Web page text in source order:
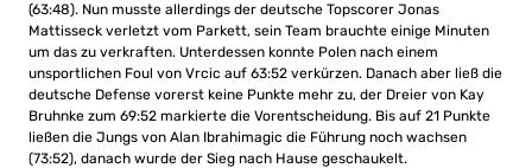
(63:48). Nun musste allerdings der deutsche Topscorer Jonas
Mattisseck verletzt vom Parkett, sein Team brauchte einige Minuten
um das zu verkraften. Unterdessen konnte Polen nach einem
unsportlichen Foul von Vrcic auf 63:52 verkürzen. Danach aber ließ die
deutsche Defense vorerst keine Punkte mehr zu, der Dreier von Kay
Bruhnke zum 69:52 markierte die Vorentscheidung. Bis auf 21 Punkte
ließen die Jungs von Alan Ibrahimagic die Führung noch wachsen
(73:52), danach wurde der Sieg nach Hause geschaukelt.